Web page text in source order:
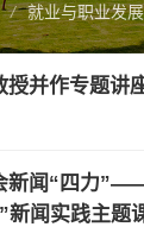
/ 就业与职业发展
授并作专题讲
新闻“四力
新闻实践主题